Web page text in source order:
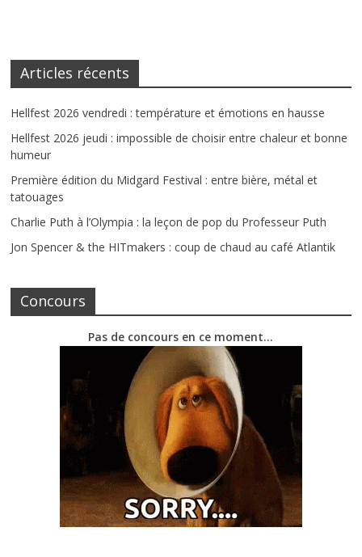
Articles récents
Hellfest 2026 vendredi : température et émotions en hausse
Hellfest 2026 jeudi : impossible de choisir entre chaleur et bonne
humeur
Première édition du Midgard Festival : entre bière, métal et
tatouages
Charlie Puth à l’Olympia : la leçon de pop du Professeur Puth
Jon Spencer & the HITmakers : coup de chaud au café Atlantik
Concours
Pas de concours en ce moment…